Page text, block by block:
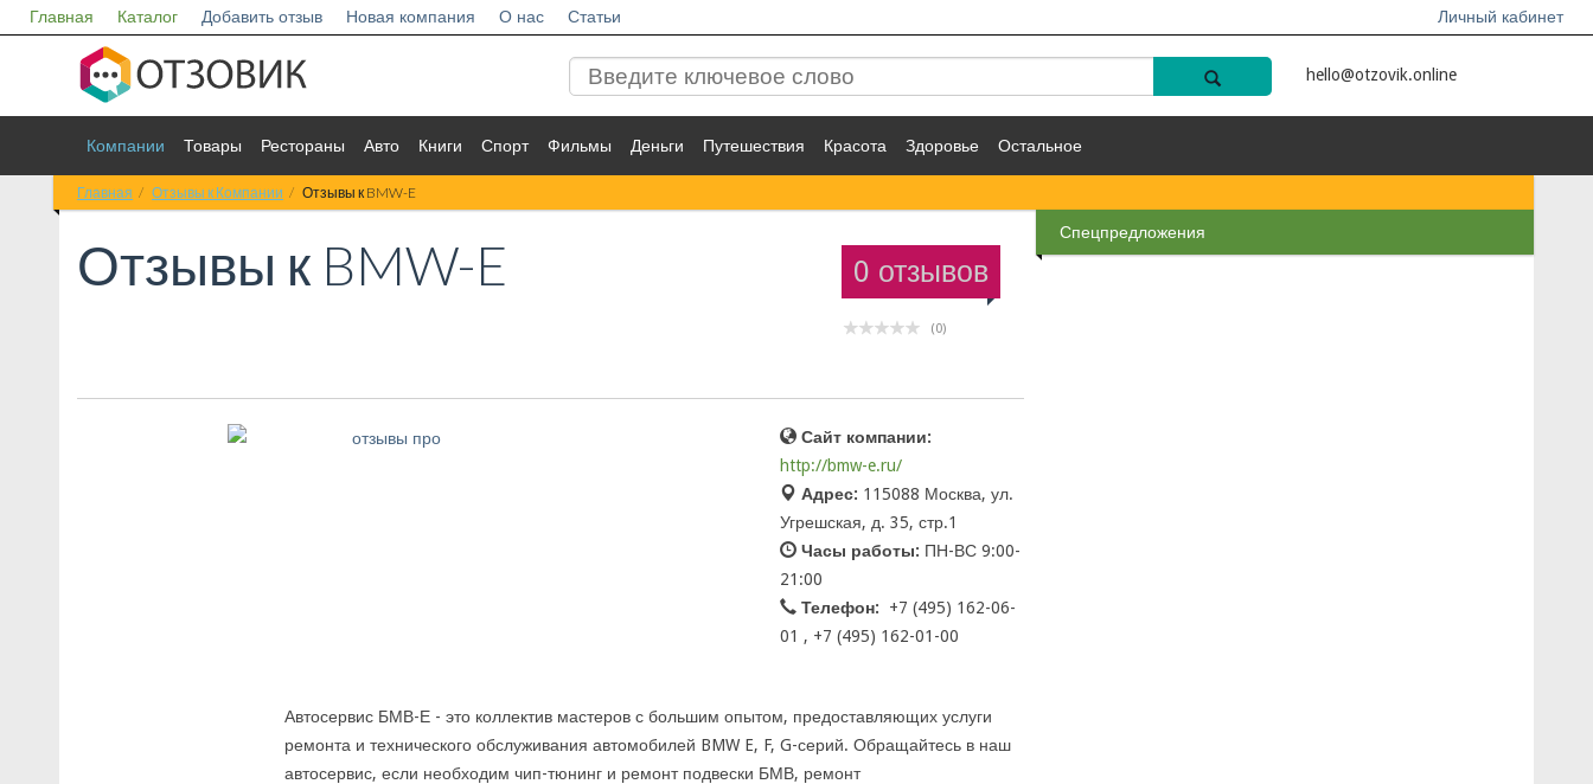
Главная Каталог Добавить отзыв Новая компания О нас Статьи Личный кабинет
hello@otzovik.online
Компании Товары Рестораны Авто Книги Спорт Фильмы Деньги Путешествия Красота Здоровье Остальное
Главная Отзывы к Компании Отзывы к BMW-E
0 отзывов
(0)
Отзывы к BMW-E
Сайт компании:
http://bmw-e.ru/
Адрес: 115088 Москва, ул.
Угрешская, д. 35, стр.1
Часы работы: ПН-ВС 9:00-
21:00
Телефон:
+7 (495) 162-06-
01 , +7 (495) 162-01-00
Автосервис БМВ-Е - это коллектив мастеров с большим опытом, предоставляющих услуги
ремонта и технического обслуживания автомобилей BMW E, F, G-серий. Обращайтесь в наш
автосервис, если необходим чип-тюнинг и ремонт подвески БМВ, ремонт
Спецпредложения